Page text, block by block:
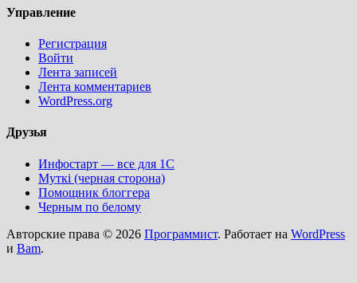
Управление
Регистрация
Войти
Лента записей
Лента комментариев
WordPress.org
Друзья
Инфостарт — все для 1С
Муткi (черная сторона)
Помощник блоггера
Черным по белому
Авторские права © 2026 Программист. Работает на WordPress
и Bam.